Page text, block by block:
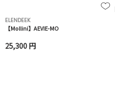
ELENDEEK
【Mollini】AEVIE-MO
25,300 円